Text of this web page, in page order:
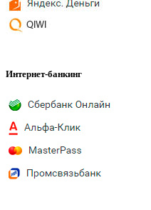
Интернет-банкинг